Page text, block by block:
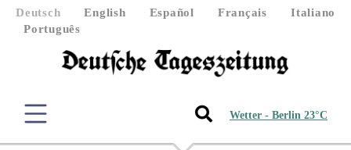
Deutsch English Español Français
Italiano
Português
Wetter - Berlin 23°C